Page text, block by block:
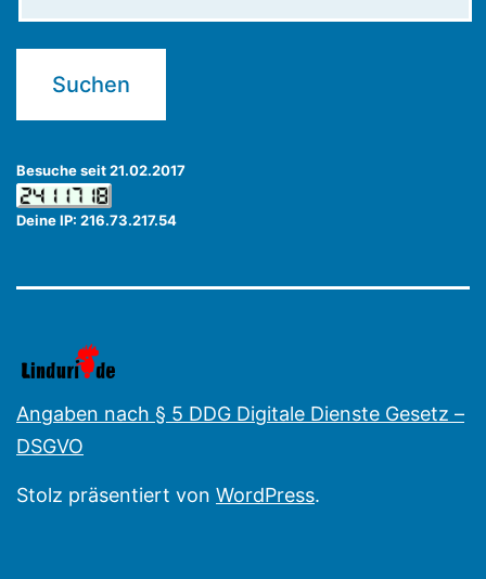
Besuche seit 21.02.2017
Deine IP: 216.73.217.54
Angaben nach § 5 DDG Digitale Dienste Gesetz –
DSGVO
Stolz präsentiert von WordPress.